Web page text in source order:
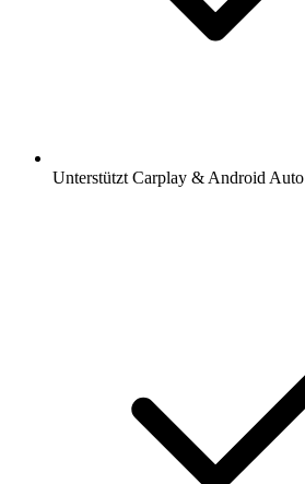
Unterstützt Carplay & Android Auto